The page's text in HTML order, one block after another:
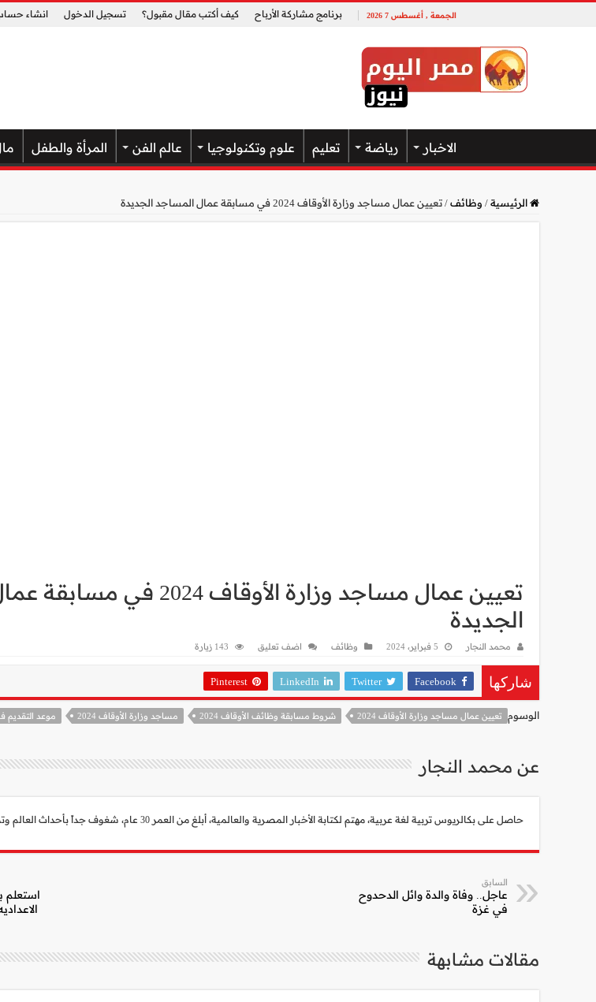
الجمعة , أغسطس 7 2026 برنامج مشاركة الأرباح كيف أكتب مقال مقبول؟ تسجيل الدخول انشاء
الاخبار رياضة تعليم علوم وتكنولوجيا عالم الفن المرأة والطفل
الرئيسية/ وظائف/تعيين عمال مساجد وزارة الأوقاف 2024 في مسابقة عمال المساجد الجديدة
تعيين عمال مساجد وزارة الأوقاف
الجديدة
محمد النجار 5 فبراير، 2024 وظائف اضف تعليق 143 زيارة
شاركها Facebook
Twitter
LinkedIn
Pinterest
الوسوم تعيين عمال مساجد وزارة الأوقاف 2024 شروط مسابقة وظائف الأوقاف 2024 مساجد وزارة الأوقاف 2024 موعد التقديم
عن محمد النجار
حاصل على بكالريوس تربية لغة عربية، مهتم لكتابة الأخبار المصرية والعالمية، أبلغ من العمر 30 عام، شغوف جداً بأحداث العالم وتطورات التكنولوجيا الحديثة.
السابق
عاجل.. وفاة والدة وائل الدحدوح
في غزة
استعلم
مقالات مشابهة